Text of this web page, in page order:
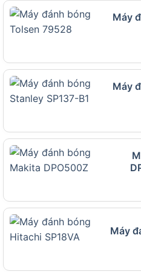
Thợ cơ khí: Mài nhẵn
hoặc hợp kim.
Người làm thủ công
mịn cho các dự án gỗ,
Tiếp theo, hãy khám
và tính năng nổi bật của
Tính năng kỹ
đánh bóng Makita
Tính năng kỹ thuật nổi bật
Ngoài tính linh hoạt,
PO5000C được đánh
Máy
Máy
Máy